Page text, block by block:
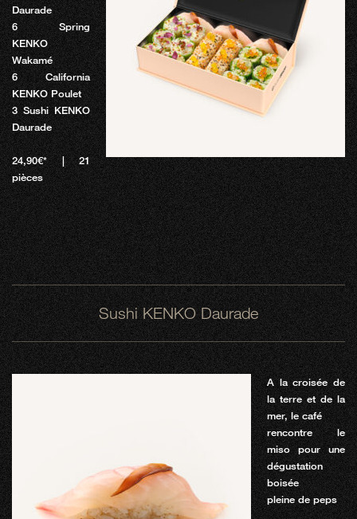
Daurade
6 Spring
KENKO
Wakamé
6 California
KENKO Poulet
3 Sushi KENKO
Daurade
24,90€* | 21
pièces
Sushi KENKO Daurade
A la croisée de
la terre et de la
mer, le café
rencontre le
miso pour une
dégustation
boisée
pleine de peps